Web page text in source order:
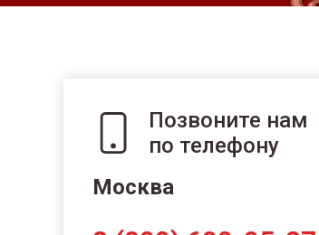
Позвоните нам
по телефону
Москва